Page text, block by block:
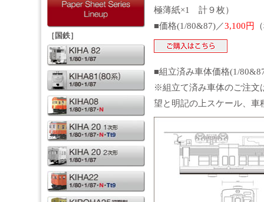
極薄紙×1 計９枚）
■価格(1/80&87)／3,100円
■組立済み車体価格(1/
※組立て済み車体のご注文
望と明記の上スケール、車
［国鉄］